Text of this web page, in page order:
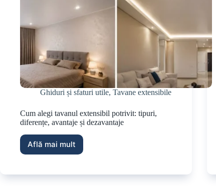
Ghiduri și sfaturi utile, Tavane extensibile
Cum alegi tavanul extensibil potrivit: tipuri,
diferențe, avantaje și dezavantaje
Află mai mult